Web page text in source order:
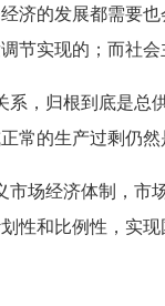
济的发展都需要
节实现的；而社
，归根到底是总供
常的生产过剩仍
场经济体制，市场
性和比例性，实现